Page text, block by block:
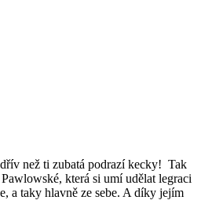
než ti zubatá podrazí kecky! Tak
která si umí udělat legraci
a taky hlavně ze sebe. A díky jejím